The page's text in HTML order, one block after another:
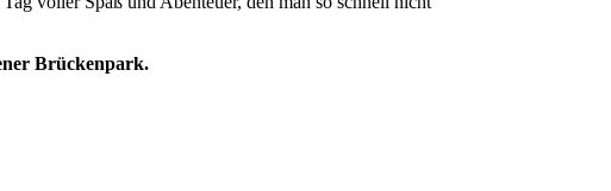
Brückenpark.